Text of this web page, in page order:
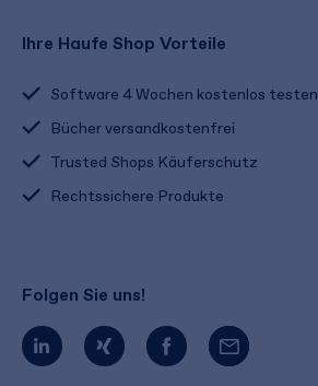
Ihre Haufe Shop Vorteile
Software 4 Wochen kostenlos testen
Bücher versandkostenfrei
Trusted Shops Käuferschutz
Rechtssichere Produkte
Folgen Sie uns!